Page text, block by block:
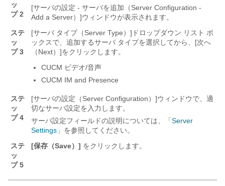
ッ
プ 2
[サーバの設定 - サーバを追加（Server Configuration -
Add a Server）]ウィンドウが表示されます。
ステ
ッ
プ 3
[サーバ タイプ（Server Type）] ドロップダウン リスト ボ
ックスで、追加するサーバ タイプを選択してから、[次へ
（Next）]をクリックします。
CUCM ビデオ/音声
CUCM IM and Presence
ステ
ッ
プ 4
[サーバの設定（Server Configuration）]ウィンドウで、適
切なサーバ設定を入力します。
サーバ設定フィールドの説明については、「 Server
Settings 」を参照してください。
ステ
ッ
プ 5
[保存（Save）] をクリックします。